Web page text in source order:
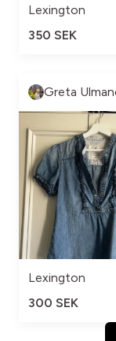
Lexington
350 SEK
Greta
Lexington
300 SEK